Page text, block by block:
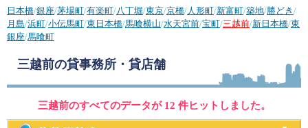
日本橋/銀座/茅場町/有楽町/八丁堀/東京/京橋/ 人形町/新富町/築地/勝どき /
月島/浜町/小伝馬町/東日本橋/馬喰横山/水天宮前/宝町/三越前/新日本橋/東
銀座/馬喰町
三越前の貸事務所・貸店舗
三越前のすべてのデータが 12 件ヒットしました。